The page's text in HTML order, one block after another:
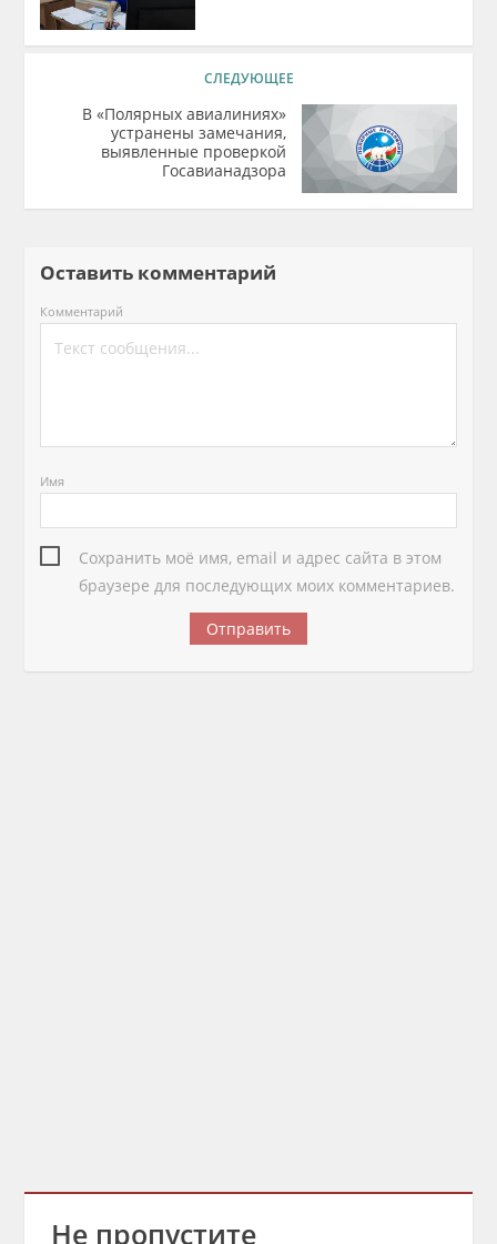
СЛЕДУЮЩЕЕ
В «Полярных авиалиниях»
устранены замечания,
выявленные проверкой
Госавианадзора
Оставить комментарий
Комментарий
Имя
Сохранить моё имя, email и адрес сайта в этом
браузере для последующих моих комментариев.
Не пропустите